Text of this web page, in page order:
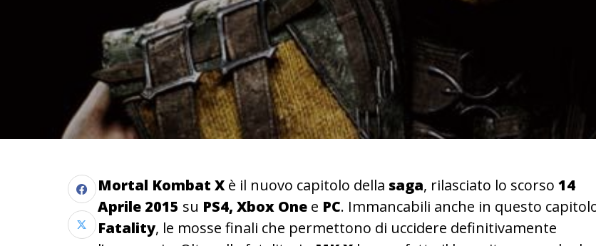
Mortal Kombat Xè il nuovo capitolo della saga, rilasciato lo scorso 14
Aprile 2015 su PS4, Xbox One e PC. Immancabili anche in questo
Fatality, le mosse finali che permettono di uccidere definitivamente